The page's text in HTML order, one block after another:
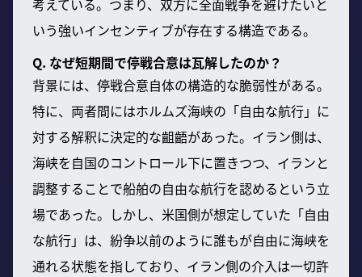
いう強いインセンティブが存在する構造である。
Q. なぜ短期間で停戦合意は瓦解したのか？
背景には、停戦合意自体の構造的な脆弱性がある。
特に、両者間にはホルムズ海峡の「自由な航行」に
対する解釈に決定的な齟齬があった。イラン側は、
海峡を自国のコントロール下に置きつつ、イランと
調整することで船舶の自由な航行を認めるという立
場であった。しかし、米国側が想定していた「自由
な航行」は、紛争以前のように誰もが自由に海峡を
通れる状態を指しており、イラン側の介入は一切許